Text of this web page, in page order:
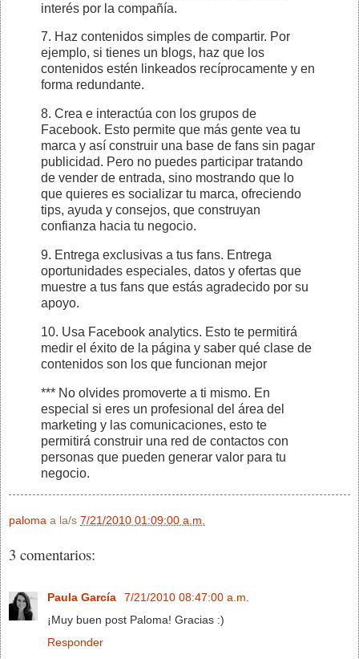
interés por la compañía.
7. Haz contenidos simples de compartir. Por
ejemplo, si tienes un blogs, haz que los
contenidos estén linkeados recíprocamente y en
forma redundante.
8. Crea e interactúa con los grupos de
Facebook. Esto permite que más gente vea tu
marca y así construir una base de fans sin pagar
publicidad. Pero no puedes participar tratando
de vender de entrada, sino mostrando que lo
que quieres es socializar tu marca, ofreciendo
tips, ayuda y consejos, que construyan
confianza hacia tu negocio.
9. Entrega exclusivas a tus fans. Entrega
oportunidades especiales, datos y ofertas que
muestre a tus fans que estás agradecido por su
apoyo.
10. Usa Facebook analytics. Esto te permitirá
medir el éxito de la página y saber qué clase de
contenidos son los que funcionan mejor
*** No olvides promoverte a ti mismo. En
especial si eres un profesional del área del
marketing y las comunicaciones, esto te
permitirá construir una red de contactos con
personas que pueden generar valor para tu
negocio.
paloma a la/s 7/21/2010 01:09:00 a.m.
3 comentarios:
Paula García
7/21/2010 08:47:00 a.m.
¡Muy buen post Paloma! Gracias :)
Responder